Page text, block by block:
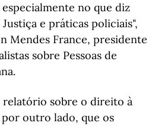
no que diz
e práticas policiais",
Mendes France, presidente
sobre Pessoas de
relatório sobre o direito à
outro lado, que os